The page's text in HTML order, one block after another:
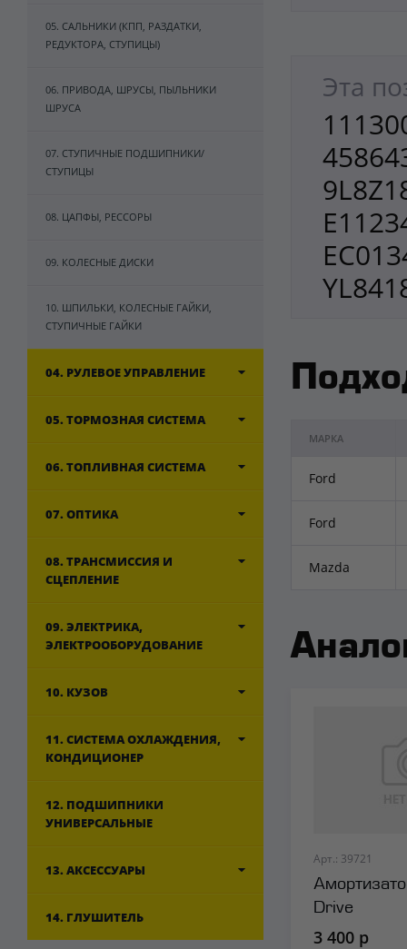
05. САЛЬНИКИ (КПП, РАЗДАТКИ,
РЕДУКТОРА, СТУПИЦЫ)
06. ПРИВОДА, ШРУСЫ, ПЫЛЬНИКИ
ШРУСА
07. СТУПИЧНЫЕ ПОДШИПНИКИ/
СТУПИЦЫ
08. ЦАПФЫ, РЕССОРЫ
09. КОЛЕСНЫЕ ДИСКИ
10. ШПИЛЬКИ, КОЛЕСНЫЕ ГАЙКИ,
СТУПИЧНЫЕ ГАЙКИ
04. РУЛЕВОЕ УПРАВЛЕНИЕ
05. ТОРМОЗНАЯ СИСТЕМА
06. ТОПЛИВНАЯ СИСТЕМА
07. ОПТИКА
08. ТРАНСМИССИЯ И
СЦЕПЛЕНИЕ
09. ЭЛЕКТРИКА,
ЭЛЕКТРООБОРУДОВАНИЕ
10. КУЗОВ
11. СИСТЕМА ОХЛАЖДЕНИЯ,
КОНДИЦИОНЕР
12. ПОДШИПНИКИ
УНИВЕРСАЛЬНЫЕ
13. АКСЕССУАРЫ
14. ГЛУШИТЕЛЬ
Эта
МАРКА
Ford
Ford
Mazda
Арт.: 39721
Drive
3 400 р